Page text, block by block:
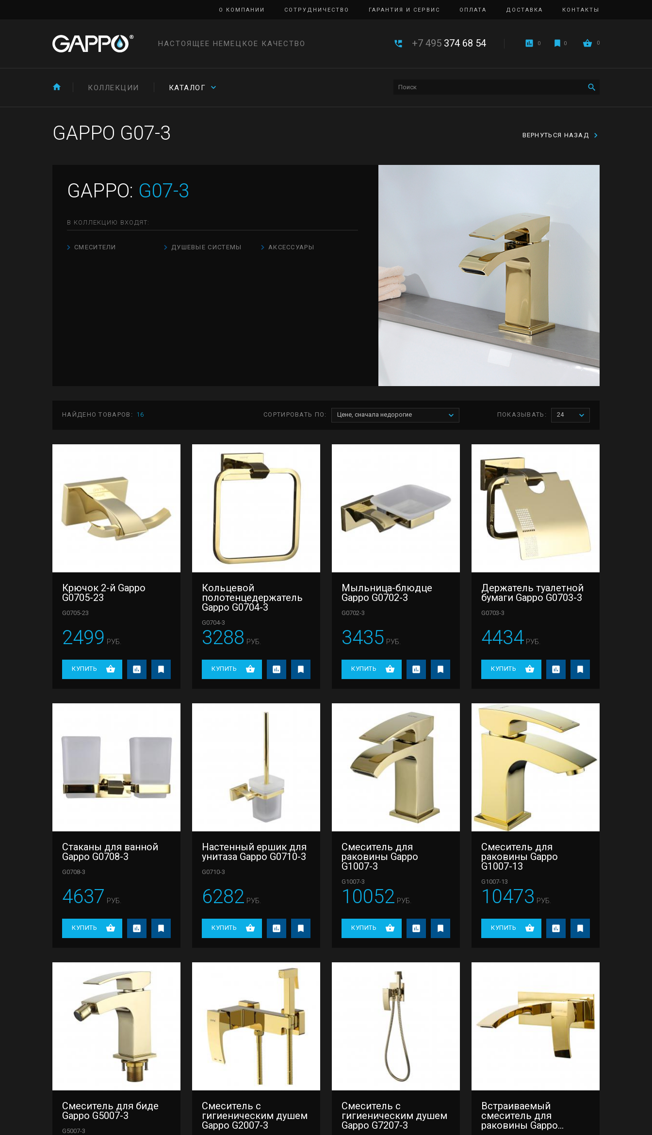
О КОМПАНИИ СОТРУДНИЧЕСТВО ГАРАНТИЯ И СЕРВИС ОПЛАТА ДОСТАВКА КОНТАКТЫ
НАСТОЯЩЕЕ НЕМЕЦКОЕ КАЧЕСТВО +7 495 374 68 54 0 0 0
КОЛЛЕКЦИИ КАТАЛОГ
ВЕРНУТЬСЯ НАЗАД
GAPPO G07-3
GAPPO: G07-3
В КОЛЛЕКЦИЮ ВХОДЯТ:
СМЕСИТЕЛИ ДУШЕВЫЕ СИСТЕМЫ АКСЕССУАРЫ
НАЙДЕНО ТОВАРОВ: 16 СОРТИРОВАТЬ ПО: Цене, сначала недорогие ПОКАЗЫВАТЬ: 24
Крючок 2-й Gappo
G0705-23
G0705-23
2499 РУБ.
КУПИТЬ
Кольцевой
полотенцедержатель
Gappo G0704-3
G0704-3
3288 РУБ.
КУПИТЬ
Мыльница-блюдце
Gappo G0702-3
G0702-3
3435 РУБ.
КУПИТЬ
Держатель туалетной
бумаги Gappo G0703-3
G0703-3
4434 РУБ.
КУПИТЬ
Стаканы для ванной
Gappo G0708-3
G0708-3
4637 РУБ.
КУПИТЬ
Настенный ершик для
унитаза Gappo G0710-3
G0710-3
6282 РУБ.
КУПИТЬ
Смеситель для
раковины Gappo
G1007-3
G1007-3
10052 РУБ.
КУПИТЬ
Смеситель для
раковины Gappo
G1007-13
G1007-13
10473 РУБ.
КУПИТЬ
Смеситель для биде
Gappo G5007-3
G5007-3
Смеситель с
гигиеническим душем
Gappo G2007-3
Смеситель с
гигиеническим душем
Gappo G7207-3
Встраиваемый
смеситель для
раковины Gappo